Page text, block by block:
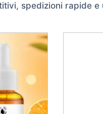
spedizioni rapide